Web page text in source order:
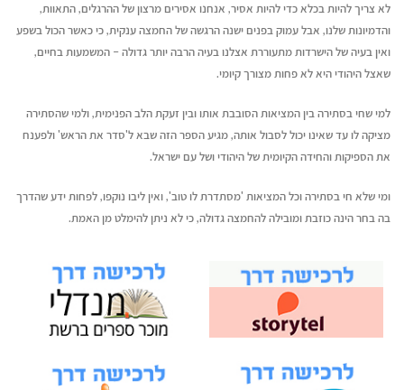
לא צריך להיות בכלא כדי להיות אסיר, אנחנו אסירים מרצון של ההרגלים, התאוות,
והדמיונות שלנו, אבל עמוק בפנים ישנה הרגשה של החמצה ענקית, כי כאשר הכול בשפע
ואין בעיה של הישרדות מתעוררת אצלנו בעיה הרבה יותר גדולה – המשמעות בחיים,
שאצל היהודי היא לא פחות מצורך קיומי.
למי שחי בסתירה בין המציאות הסובבת אותו ובין זעקת הלב הפנימית, ולמי שהסתירה
מציקה לו עד שאינו יכול לסבול אותה, מגיע הספר הזה שבא ל'סדר את הראש' ולפענח
את הספיקות והחידה הקיומית של היהודי ושל עם ישראל.
ומי שלא חי בסתירה וכל המציאות 'מסתדרת לו טוב', ואין ליבו נוקפו, לפחות ידע שהדרך
בה בחר הינה כוזבת ומובילה להחמצה גדולה, כי לא ניתן להימלט מן האמת.